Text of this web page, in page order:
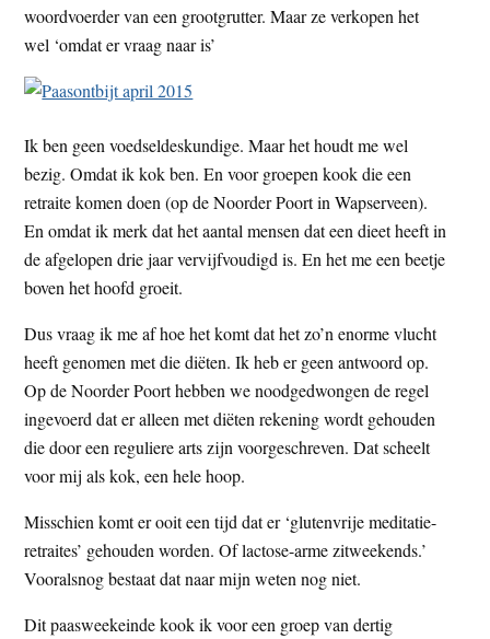
woordvoerder van een grootgrutter. Maar ze verkopen het
wel ‘omdat er vraag naar is’
Ik ben geen voedseldeskundige. Maar het houdt me wel
bezig. Omdat ik kok ben. En voor groepen kook die een
retraite komen doen (op de Noorder Poort in Wapserveen).
En omdat ik merk dat het aantal mensen dat een dieet heeft in
de afgelopen drie jaar vervijfvoudigd is. En het me een beetje
boven het hoofd groeit.
Dus vraag ik me af hoe het komt dat het zo’n enorme vlucht
heeft genomen met die diëten. Ik heb er geen antwoord op.
Op de Noorder Poort hebben we noodgedwongen de regel
ingevoerd dat er alleen met diëten rekening wordt gehouden
die door een reguliere arts zijn voorgeschreven. Dat scheelt
voor mij als kok, een hele hoop.
Misschien komt er ooit een tijd dat er ‘glutenvrije meditatie-
retraites’ gehouden worden. Of lactose-arme zitweekends.’
Vooralsnog bestaat dat naar mijn weten nog niet.
Dit paasweekeinde kook ik voor een groep van dertig